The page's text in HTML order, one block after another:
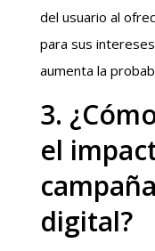
del usuario al
para sus
aumenta la
3.
el
digital?